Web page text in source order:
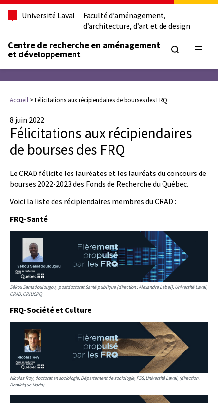
Université Laval
Faculté d’aménagement,
d’architecture, d’art et de design
Centre de recherche en aménagement
et développement
Accueil >Félicitations aux récipiendaires de bourses des FRQ
8 juin 2022
Félicitations aux récipiendaires
de bourses des FRQ
Le CRAD félicite les lauréates et les lauréats du concours de
bourses 2022-2023 des Fonds de Recherche du Québec.
Voici la liste des récipiendaires membres du CRAD :
FRQ-Santé
Sékou Samadoulougou, postdoctorat Santé publique (direction : Alexandre Lebel), Université Laval,
CRAD, CRIUCPQ
FRQ-Société et Culture
Nicolas Roy, doctorat en sociologie, Département de sociologie, FSS, Université Laval, (direction :
Dominique Morin)